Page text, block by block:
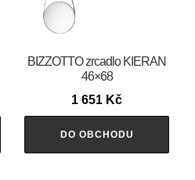
BIZZOTTO zrcadlo KIERAN
46×68
1 651 Kč
DO OBCHODU